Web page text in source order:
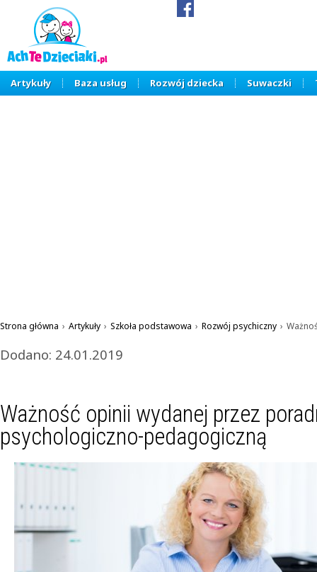
Artykuły Baza usług Rozwój dziecka Suwaczki
Strona główna › Artykuły › Szkoła podstawowa › Rozwój psychiczny ›
Dodano: 24.01.2019
Ważność opinii wydanej przez
psychologiczno-pedagogiczną